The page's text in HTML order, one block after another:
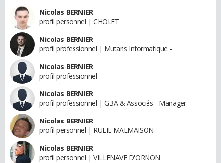
Nicolas BERNIER
profil personnel | CHOLET
Nicolas BERNIER
profil professionnel | Mutaris Informatique -
Nicolas BERNIER
profil professionnel
Nicolas BERNIER
profil professionnel | GBA & Associés - Manager
Nicolas BERNIER
profil personnel | RUEIL MALMAISON
Nicolas BERNIER
profil personnel | VILLENAVE D'ORNON